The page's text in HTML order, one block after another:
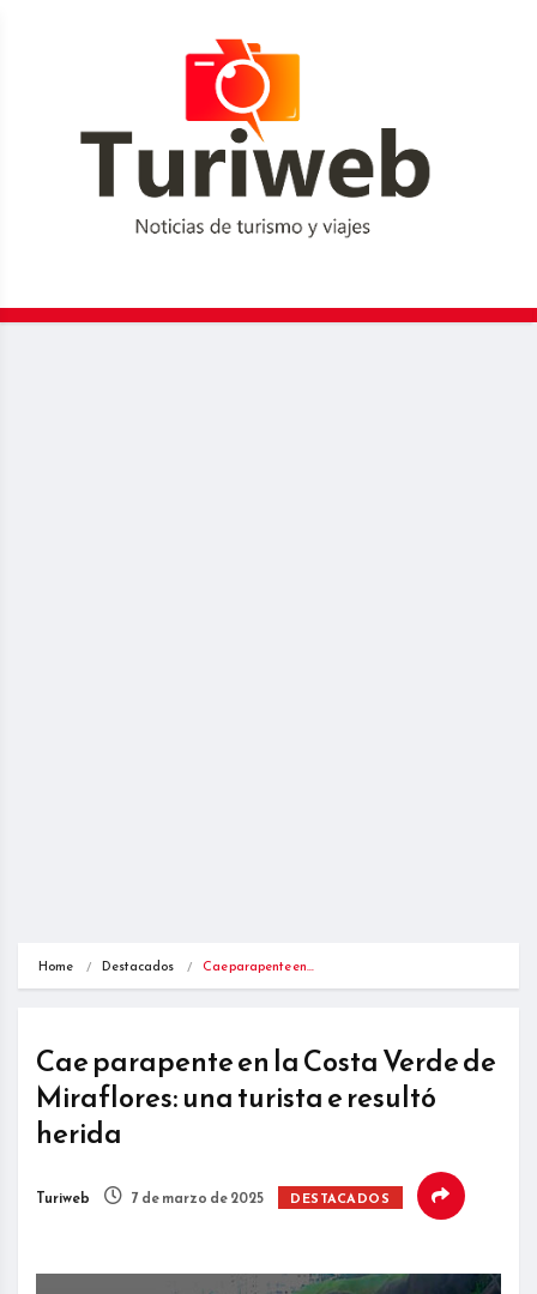
Home Destacados Cae parapente en…
Cae parapente en la Costa Verde de
Miraflores: una turista e resultó
herida
Turiweb 7 de marzo de 2025 DESTACADOS